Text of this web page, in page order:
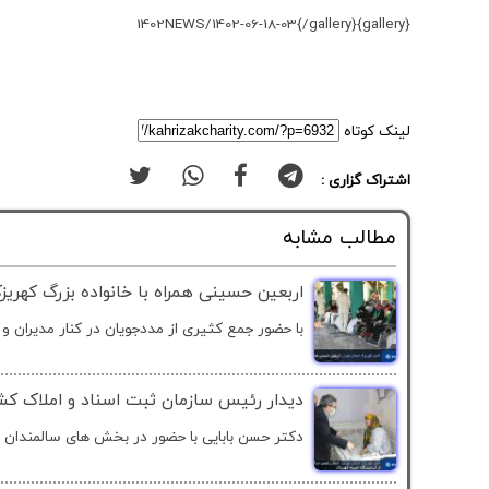
{gallery}1402NEWS/1402-06-18-03{/gallery}
لینک کوتاه
اشتراک گزاری :
مطالب مشابه
اربعین حسینی همراه با خانواده بزرگ
با حضور جمع کثیری از مددجویان در کنار مدیران و
دیدار رئیس سازمان ثبت اسناد و املاک
دکتر حسن بابایی با حضور در بخش های